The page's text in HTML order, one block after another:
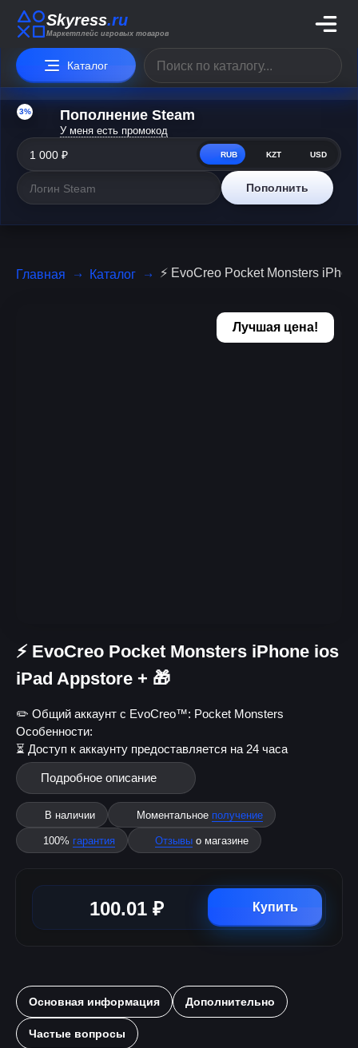
Skyress.ru
Маркетплейс игровых товаров
Каталог
3% Пополнение Steam
У меня есть промокод
RUB KZT USD
Пополнить
Главная Каталог ⚡ EvoCreo Pocket Monsters
Лучшая цена!
⚡ EvoCreo Pocket Monsters iPhone ios
iPad Appstore + 🎁
✏️ Общий аккаунт с EvoCreo™: Pocket Monsters
Особенности:
⏳ Доступ к аккаунту предоставляется на 24 часа
Подробное описание
В наличии Моментальное получение
100% гарантия Отзывы о магазине
100.01 ₽ Купить
Основная информация Дополнительно
Частые вопросы